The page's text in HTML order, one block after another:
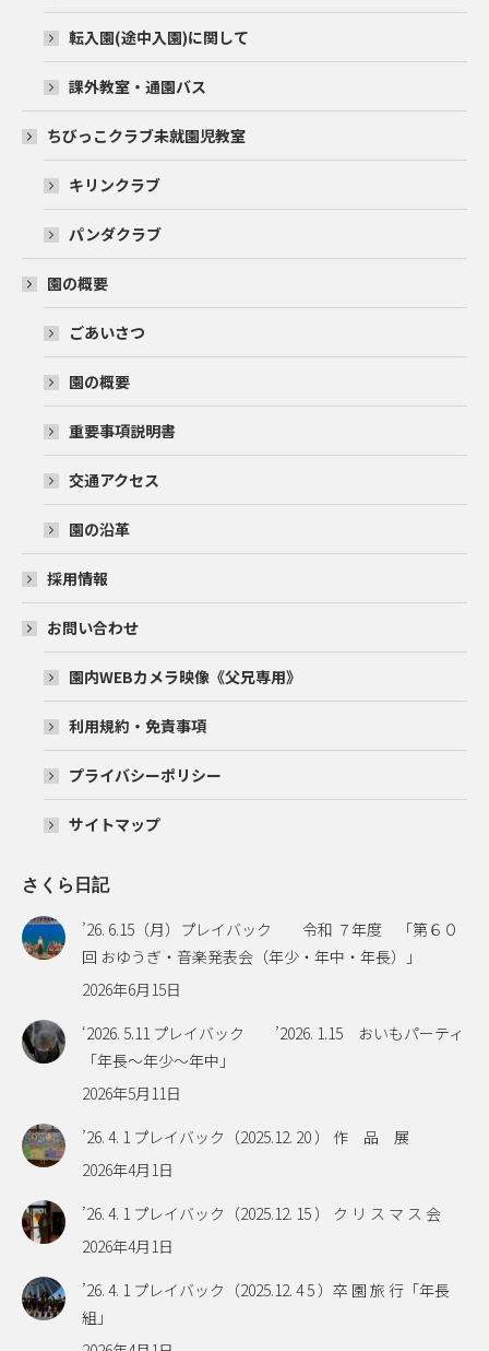
転入園(途中入園)に関して
課外教室・通園バス
ちびっこクラブ未就園児教室
キリンクラブ
パンダクラブ
園の概要
ごあいさつ
園の概要
重要事項説明書
交通アクセス
園の沿革
採用情報
お問い合わせ
園内WEBカメラ映像《父兄専用》
利用規約・免責事項
プライバシーポリシー
サイトマップ
さくら日記
’26. 6.15（月）プレイバック 令和 ７年度 「第６０
回 おゆうぎ・音楽発表会（年少・年中・年長）」
2026年6月15日
‘2026. 5.11 プレイバック ’2026. 1.15 おいもパーティ
「年長～年少～年中」
2026年5月11日
’26. 4. 1 プレイバック（2025.12. 20 ） 作 品 展
2026年4月1日
’26. 4. 1 プレイバック（2025.12. 15 ） ク リ ス マ ス 会
2026年4月1日
’26. 4. 1 プレイバック（2025.12. 4 5 ）卒 園 旅 行「年長
組」